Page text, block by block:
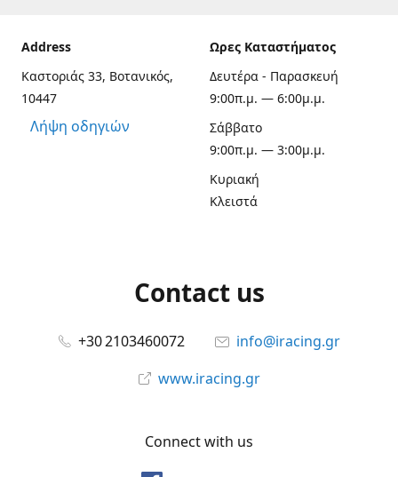
Address
Καστοριάς 33, Βοτανικός,
10447
Λήψη οδηγιών
Ωρες Καταστήματος
Δευτέρα - Παρασκευή
9:00π.μ. — 6:00μ.μ.
Σάββατο
9:00π.μ. — 3:00μ.μ.
Κυριακή
Κλειστά
Contact us
+30 2103460072
info@iracing.gr
www.iracing.gr
Connect with us